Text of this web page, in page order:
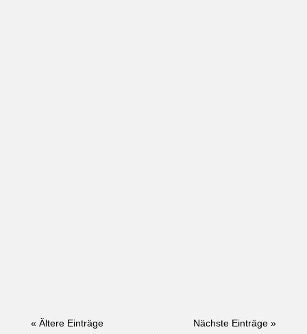
« Ältere Einträge Nächste Einträge »